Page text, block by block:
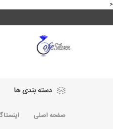
<
دسته بندی ها
صفحه اصلی